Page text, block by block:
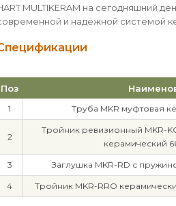
MULTIKERAM на сегодняшний
и надёжной системой
Поз
1 Труба MKR муфтовая
2
Тройник ревизионный MKR-
керамический
3 Заглушка MKR-RD с
4 Тройник MKR-RRO